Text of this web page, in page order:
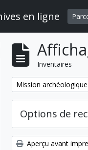
en ligne
Inventaires
Remove filter:
Mission
Options de
Aperçu avant